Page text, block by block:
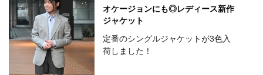
オケージョンにも◎レディース新作
ジャケット
定番のシングルジャケットが3色入
荷しました！